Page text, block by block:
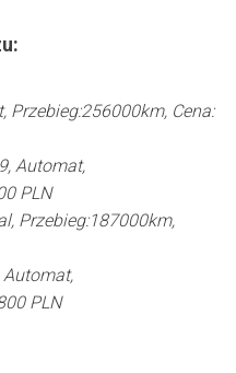
:
Przebieg:256000km, Cena:
Automat,
PLN
Przebieg:187000km,
Automat,
PLN